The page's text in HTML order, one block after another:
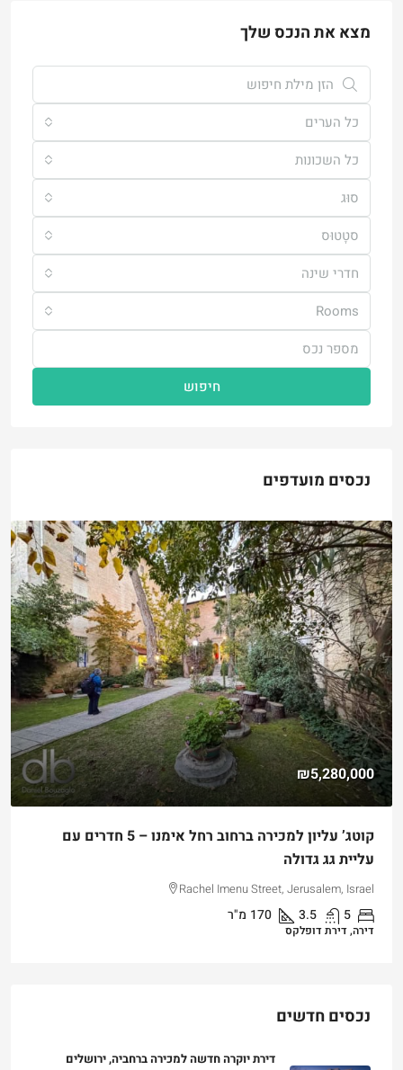
מצא את הנכס שלך
כל הערים
כל השכונות
סוּג
סטָטוּס
חדרי שינה
Rooms
חיפוש
נכסים מועדפים
₪5,280,000
קוטג’ עליון למכירה ברחוב רחל אימנו – 5 חדרים עם
עליית גג גדולה
Rachel Imenu Street, Jerusalem, Israel
5
3.5
170 מ"ר
דירה, דירת דופלקס
נכסים חדשים
דירת יוקרה חדשה למכירה ברחביה, ירושלים